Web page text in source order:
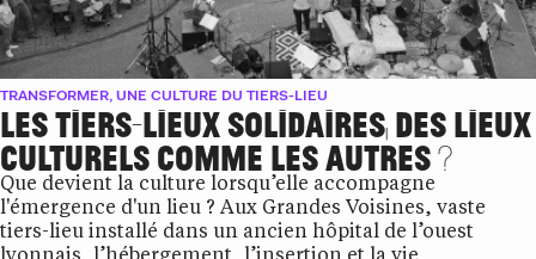
TRANSFORMER, UNE CULTURE DU TIERS-LIEU
LES TIERS-LIEUX SOLIDAIRES, DES LIEUX
CULTURELS COMME LES AUTRES ?
Que devient la culture lorsqu’elle accompagne
l'émergence d'un lieu ? Aux Grandes Voisines, vaste
tiers-lieu installé dans un ancien hôpital de l’ouest